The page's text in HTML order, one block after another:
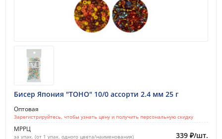
Бисер Япония "TOHO" 10/0 ассорти 2.4 мм 25 г
Оптовая
Зарегистрируйтесь, чтобы узнать цену и получить персональную скидку
МРРЦ
за упак. (от 1 упак. одного цвета/наименования) 339 ₽/шт.